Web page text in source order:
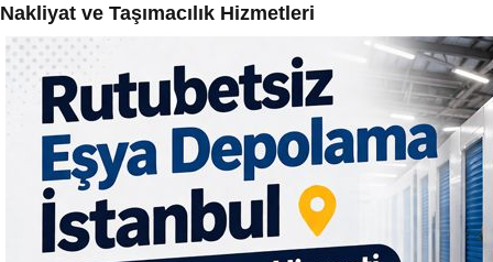
Nakliyat ve Taşımacılık Hizmetleri